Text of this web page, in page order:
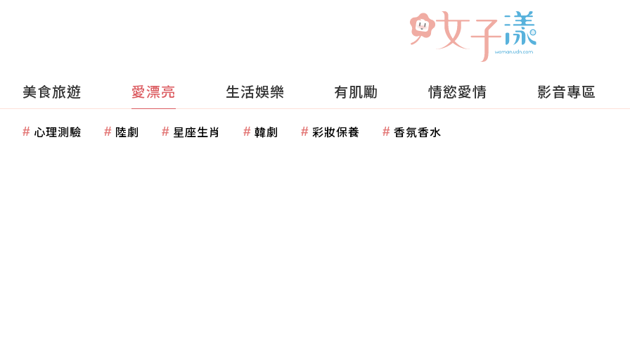
美食旅遊 愛漂亮 生活娛樂 有肌勵 情慾愛情 影音專區
心理測驗 陸劇 星座生肖 韓劇 彩妝保養 香氛香水